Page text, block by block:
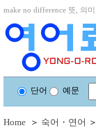
make no difference 뜻, 의미
단어 예문
Home ＞ 숙어・연어 ＞